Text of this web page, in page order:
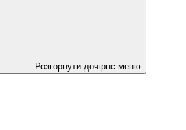
Розгорнути дочірнє меню